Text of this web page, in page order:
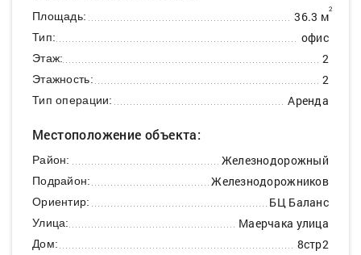
Площадь: 36.3 м2
Тип: офис
Этаж: 2
Этажность: 2
Тип операции: Аренда
Местоположение объекта:
Район: Железнодорожный
Подрайон: Железнодорожников
Ориентир: БЦ Баланс
Улица: Маерчака улица
Дом: 8стр2